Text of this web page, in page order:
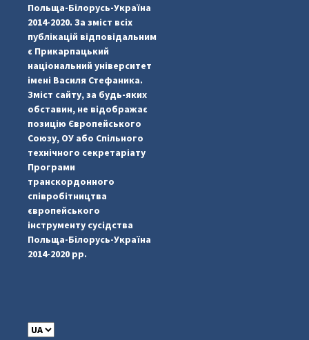
#PipIvanToday
pimrec_project
Польща-Білорусь-Україна
2014-2020. За зміст всіх
публікацій відповідальним
є Прикарпацький
національний університет
імені Василя Стефаника.
Зміст сайту, за будь-яких
обставин, не відображає
позицію Європейського
Союзу, ОУ або Спільного
технічного секретаріату
Програми
транскордонного
співробітництва
європейського
інструменту сусідства
Польща-Білорусь-Україна
2014-2020 рр.
C